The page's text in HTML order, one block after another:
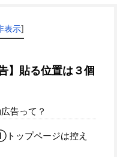
表示]
】貼る位置は３個
告って？
ップページは控え